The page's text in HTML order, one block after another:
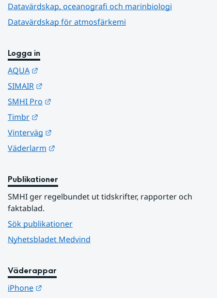
Datavärdskap, oceanografi och marinbiologi
Datavärdskap för atmosfärkemi
Logga in
AQUA
SIMAIR
SMHI Pro
Timbr
Vinterväg
Väderlarm
Publikationer
SMHI ger regelbundet ut tidskrifter, rapporter och
faktablad.
Sök publikationer
Nyhetsbladet Medvind
Väderappar
iPhone